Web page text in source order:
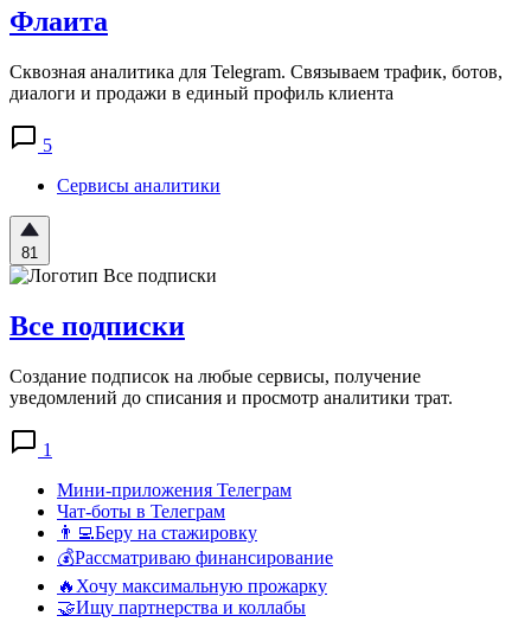
Флаита
Сквозная аналитика для Telegram. Связываем трафик, ботов,
диалоги и продажи в единый профиль клиента
5
Сервисы аналитики
81
Все подписки
Создание подписок на любые сервисы, получение
уведомлений до списания и просмотр аналитики трат.
1
Мини-приложения Телеграм
Чат-боты в Телеграм
👨‍💻Беру на стажировку
💰Рассматриваю финансирование
🔥Хочу максимальную прожарку
🤝Ищу партнерства и коллабы